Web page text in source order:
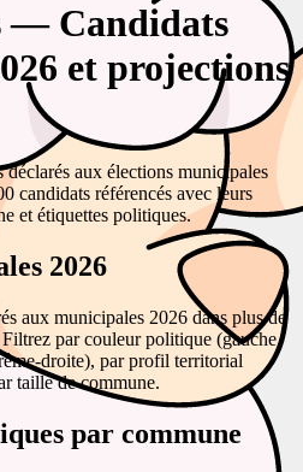
— Candidats
et projections
déclarés aux élections municipales
candidats référencés avec leurs
et étiquettes politiques.
2026
aux municipales 2026 dans plus de
par couleur politique (gauche,
droite), par profil territorial
taille de commune.
par commune